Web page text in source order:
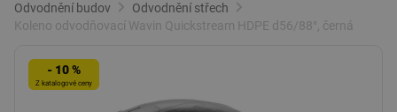
Odvodnění budov
Odvodnění střech
Koleno odvodňovací Wavin Quickstream HDPE d56/88°, černá
- 10 %
Z katalogové ceny